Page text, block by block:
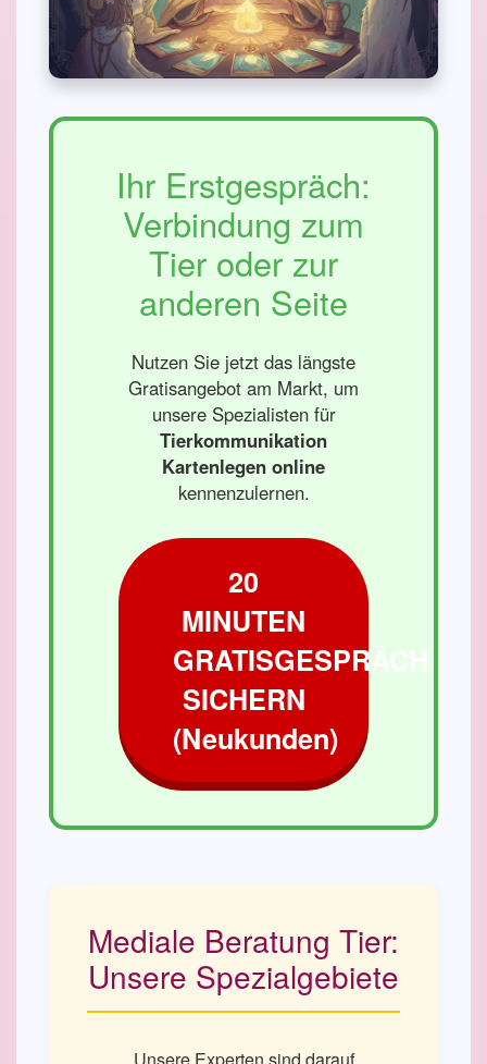
Ihr Erstgespräch:
Verbindung zum
Tier oder zur
anderen Seite
Nutzen Sie jetzt das längste
Gratisangebot am Markt, um
unsere Spezialisten für
Tierkommunikation
Kartenlegen online
kennenzulernen.
20
MINUTEN
GRATISGESPRÄCH
SICHERN
(Neukunden)
Mediale Beratung Tier:
Unsere Spezialgebiete
Unsere Experten sind darauf